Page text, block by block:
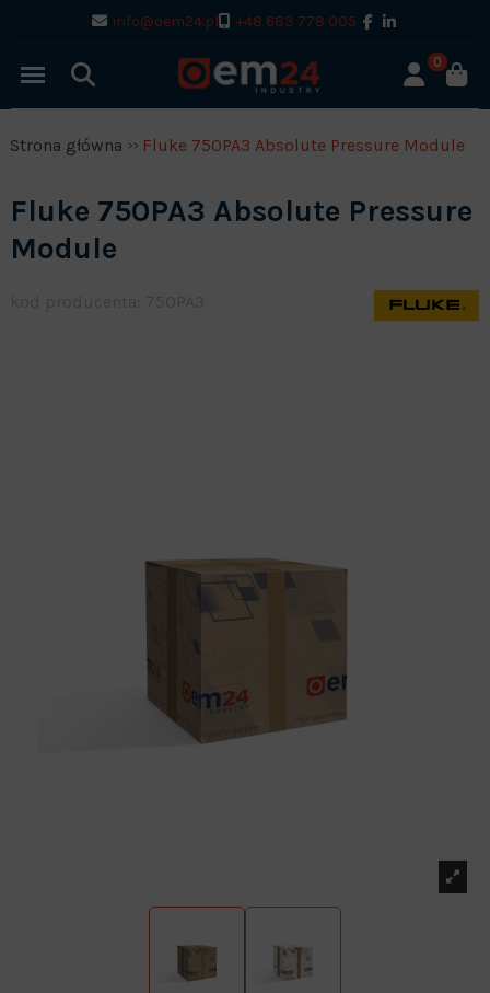
info@oem24.pl +48 683 778 005
0
Strona główna Fluke 750PA3 Absolute Pressure Module
Fluke 750PA3 Absolute Pressure
Module